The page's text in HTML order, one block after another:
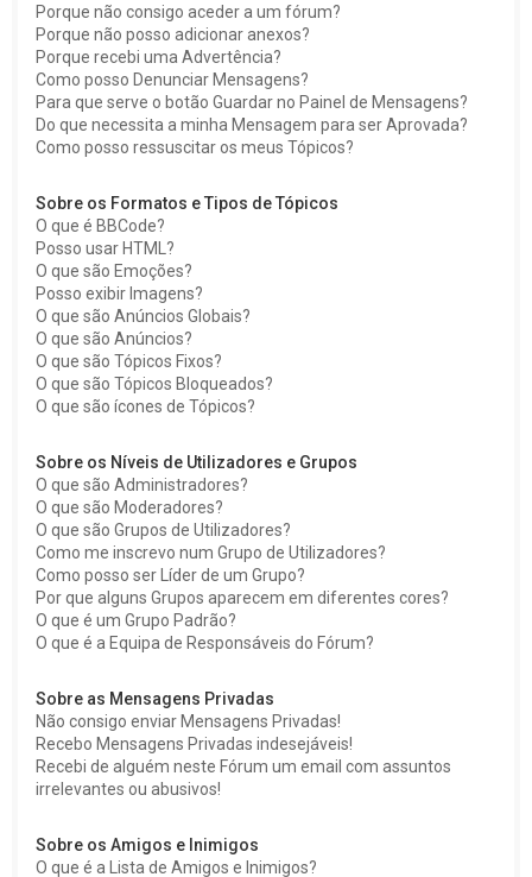
Porque não consigo aceder a um fórum?
Porque não posso adicionar anexos?
Porque recebi uma Advertência?
Como posso Denunciar Mensagens?
Para que serve o botão Guardar no Painel de Mensagens?
Do que necessita a minha Mensagem para ser Aprovada?
Como posso ressuscitar os meus Tópicos?
Sobre os Formatos e Tipos de Tópicos
O que é BBCode?
Posso usar HTML?
O que são Emoções?
Posso exibir Imagens?
O que são Anúncios Globais?
O que são Anúncios?
O que são Tópicos Fixos?
O que são Tópicos Bloqueados?
O que são ícones de Tópicos?
Sobre os Níveis de Utilizadores e Grupos
O que são Administradores?
O que são Moderadores?
O que são Grupos de Utilizadores?
Como me inscrevo num Grupo de Utilizadores?
Como posso ser Líder de um Grupo?
Por que alguns Grupos aparecem em diferentes cores?
O que é um Grupo Padrão?
O que é a Equipa de Responsáveis do Fórum?
Sobre as Mensagens Privadas
Não consigo enviar Mensagens Privadas!
Recebo Mensagens Privadas indesejáveis!
Recebi de alguém neste Fórum um email com assuntos
irrelevantes ou abusivos!
Sobre os Amigos e Inimigos
O que é a Lista de Amigos e Inimigos?